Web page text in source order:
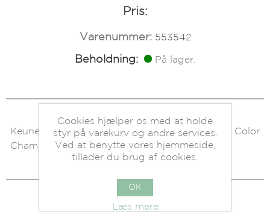
Pris:
Varenummer: 553542
Beholdning: På lager.
Keune FARVEKORT for Tinta, Semi, Color
Chameleon.
Cookies hjælper os med at holde
styr på varekurv og andre services.
Ved at benytte vores hjemmeside,
tillader du brug af cookies.
OK
Læs mere